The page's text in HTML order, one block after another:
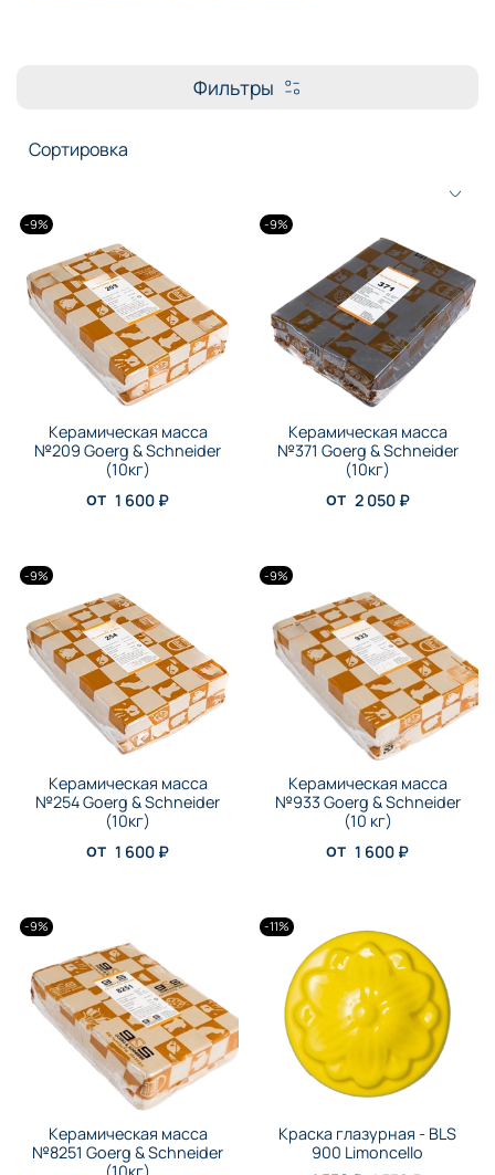
Фильтры
-9%
Керамическая масса
№209 Goerg & Schneider
(10кг)
от 1 600 ₽
-9%
Керамическая масса
№371 Goerg & Schneider
(10кг)
от 2 050 ₽
-9%
Керамическая масса
№254 Goerg & Schneider
(10кг)
от 1 600 ₽
-9%
Керамическая масса
№933 Goerg & Schneider
(10 кг)
от 1 600 ₽
-9%
Керамическая масса
№8251 Goerg & Schneider
-11%
Краска глазурная - BLS
900 Limoncello